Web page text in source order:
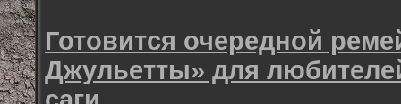
Готовится очередной
Джульетты» для